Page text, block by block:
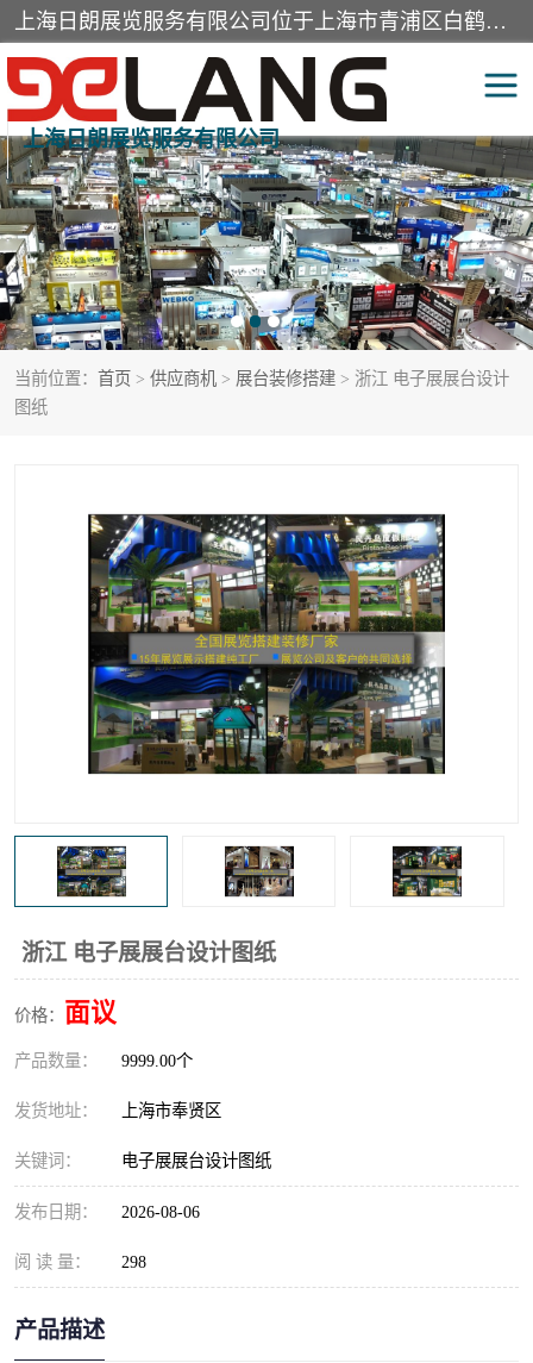
上海日朗展览服务有限公司位于上海市青浦区白鹤镇，营业范围有展览展示会务服务，室内装饰设计及施工，展示道具设计制作，舞台设计，图文设计，灯箱制作，园林绿化工程，广告装潢材料，建筑材料，办公用品，工艺礼品日用百货销售。
上海日朗展览服务有限公司
当前位置： 首页 > 供应商机 > 展台装修搭建 > 浙江 电子展展台设计
图纸
浙江 电子展展台设计图纸
价格： 面议
产品数量： 9999.00个
发货地址： 上海市奉贤区
关键词： 电子展展台设计图纸
发布日期： 2026-08-06
阅 读 量： 298
产品描述
展台装修搭建 活动会议执行
展厅装修 专柜制作
展会装修设计 展会搭建
活动策划 展会服务